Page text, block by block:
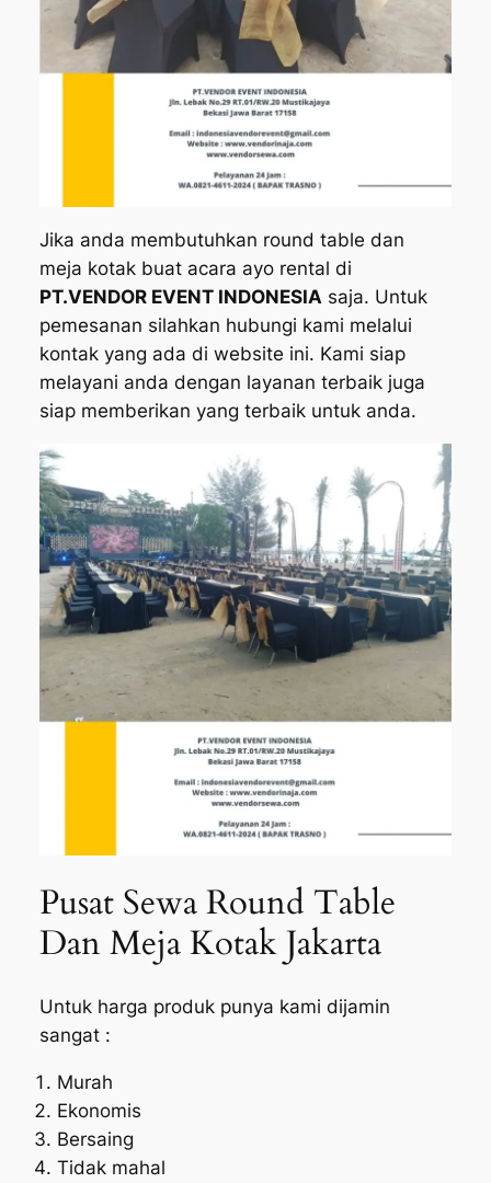
Jika anda membutuhkan round table dan
meja kotak buat acara ayo rental di
PT.VENDOR EVENT INDONESIA saja. Untuk
pemesanan silahkan hubungi kami melalui
kontak yang ada di website ini. Kami siap
melayani anda dengan layanan terbaik juga
siap memberikan yang terbaik untuk anda.
Pusat Sewa Round Table
Dan Meja Kotak Jakarta
Untuk harga produk punya kami dijamin
sangat :
Murah
Ekonomis
Bersaing
Tidak mahal